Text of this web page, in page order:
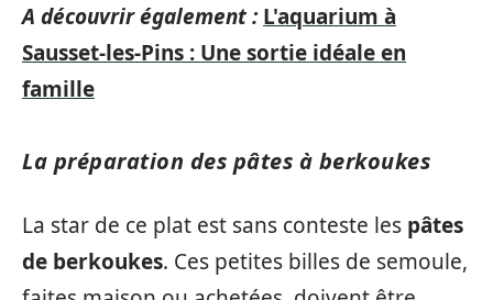
A découvrir également : L'aquarium à
Sausset-les-Pins : Une sortie idéale en
famille
La préparation des pâtes à berkoukes
La star de ce plat est sans conteste les pâtes
de berkoukes. Ces petites billes de semoule,